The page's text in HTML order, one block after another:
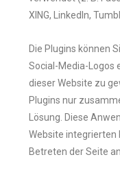
XING, LinkedIn,
Die Plugins können
Social-Media-Logos
dieser Website zu
Plugins nur
Lösung. Diese
Website integrierten
Betreten der Seite